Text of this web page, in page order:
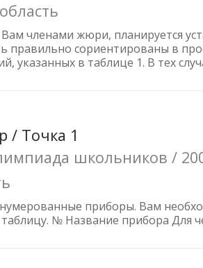
членами жюри, планируется
правильно сориентированы в
указанных в таблице 1. В тех
/ Точка 1
школьников /
приборы. Вам
таблицу. № Название